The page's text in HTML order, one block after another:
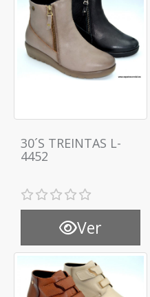
30´S TREINTAS L-
4452
Ver